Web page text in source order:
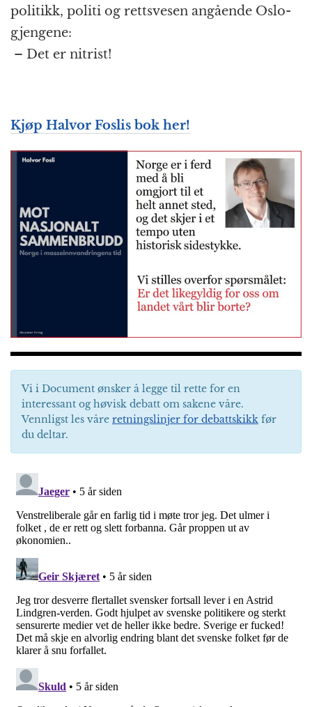
politikk, politi og rettsvesen angående Oslo-
gjengene:
– Det er nitrist!
Kjøp Halvor Foslis bok her!
Vi i Document ønsker å legge til rette for en
interessant og høvisk debatt om sakene våre.
Vennligst les våre retningslinjer for debattskikk før
du deltar.